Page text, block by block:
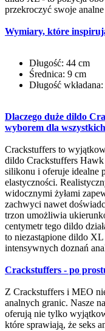
przekroczyć swoje
Wymiary, które
Długość: 44 cm
Średnica: 9 cm
Długość
Dlaczego duże dildo
wyborem dla
Crackstuffers to
dildo Crackstuffers
silikonu i oferuje idealne
elastyczności.
widocznymi żyłami
zachwyci nawet
trzon umożliwia
centymetr tego dildo
to niezastąpione dildo
intensywnych doznań
Crackstuffers - po
Z Crackstuffers i MEO
analnych granic. Nasze
oferują nie tylko
które sprawiają, że seks